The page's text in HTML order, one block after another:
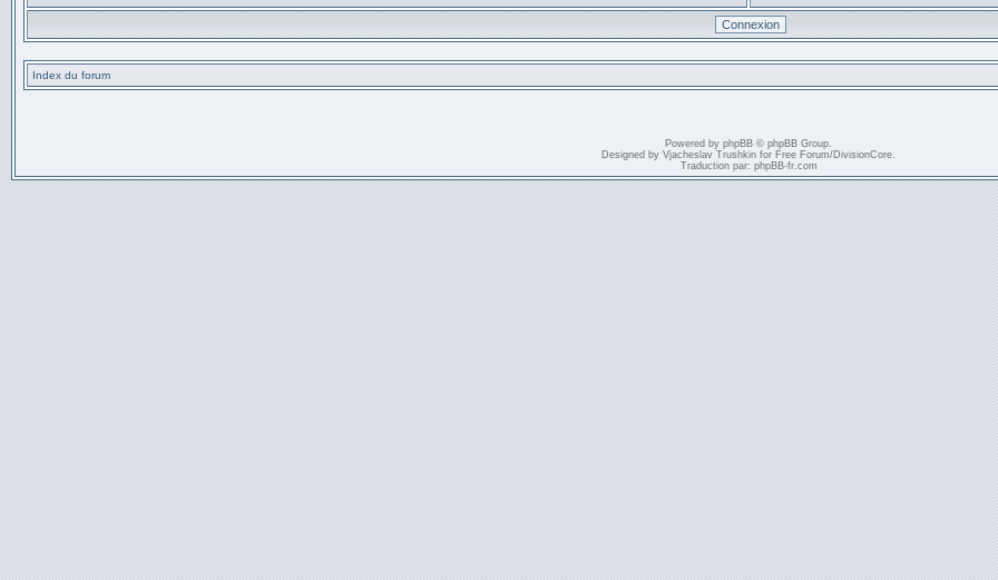
Index du forum
Powered by phpBB © phpBB Group.
Designed by Vjacheslav Trushkin for Free Forum/DivisionCore.
Traduction par: phpBB-fr.com